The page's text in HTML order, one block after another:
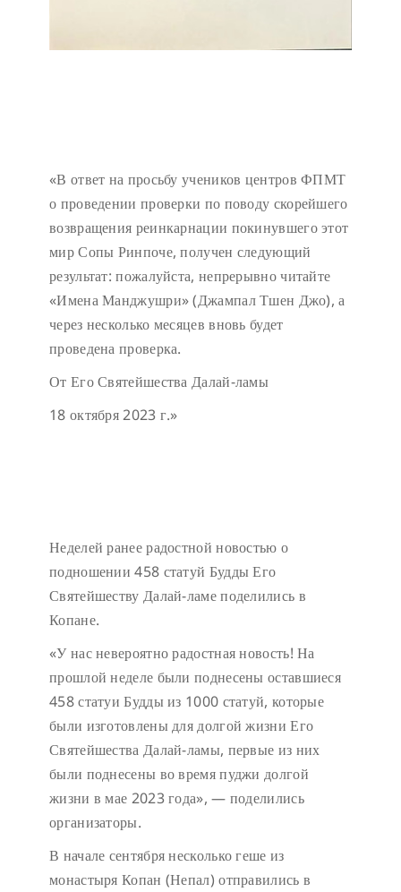
«В ответ на просьбу учеников центров ФПМТ
о проведении проверки по поводу скорейшего
возвращения реинкарнации покинувшего этот
мир Сопы Ринпоче, получен следующий
результат: пожалуйста, непрерывно читайте
«Имена Манджушри» (Джампал Тшен Джо), а
через несколько месяцев вновь будет
проведена проверка.
От Его Святейшества Далай-ламы
18 октября 2023 г.»
Неделей ранее радостной новостью о
подношении 458 статуй Будды Его
Святейшеству Далай-ламе поделились в
Копане.
«У нас невероятно радостная новость! На
прошлой неделе были поднесены оставшиеся
458 статуи Будды из 1000 статуй, которые
были изготовлены для долгой жизни Его
Святейшества Далай-ламы, первые из них
были поднесены во время пуджи долгой
жизни в мае 2023 года», — поделились
организаторы.
В начале сентября несколько геше из
монастыря Копан (Непал) отправились в